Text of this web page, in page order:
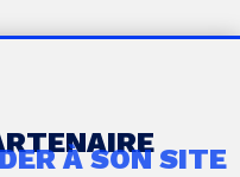
À SON SITE